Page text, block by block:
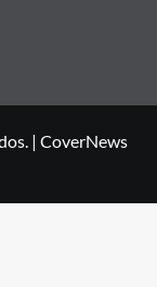
| CoverNews